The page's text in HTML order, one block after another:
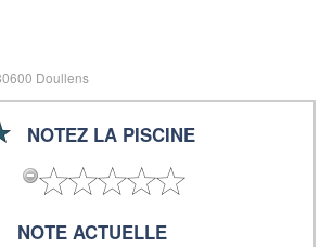
Doullens
NOTEZ LA PISCINE
NOTE ACTUELLE